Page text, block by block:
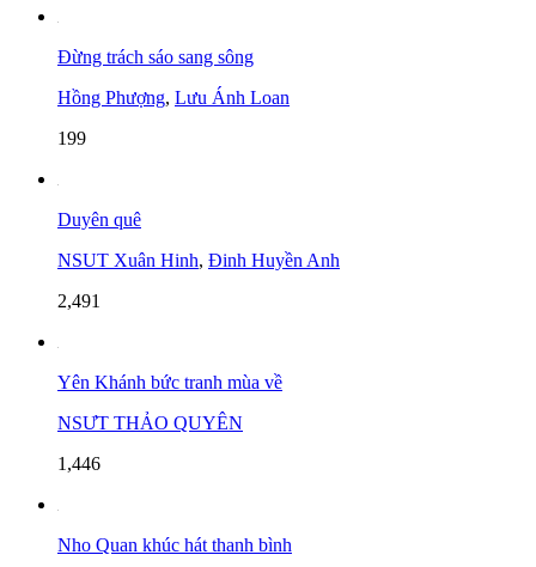
Đừng trách sáo sang sông
Hồng Phượng, Lưu Ánh Loan
199
Duyên quê
NSUT Xuân Hinh, Đinh Huyền Anh
2,491
Yên Khánh bức tranh mùa về
NSƯT THẢO QUYÊN
1,446
Nho Quan khúc hát thanh bình